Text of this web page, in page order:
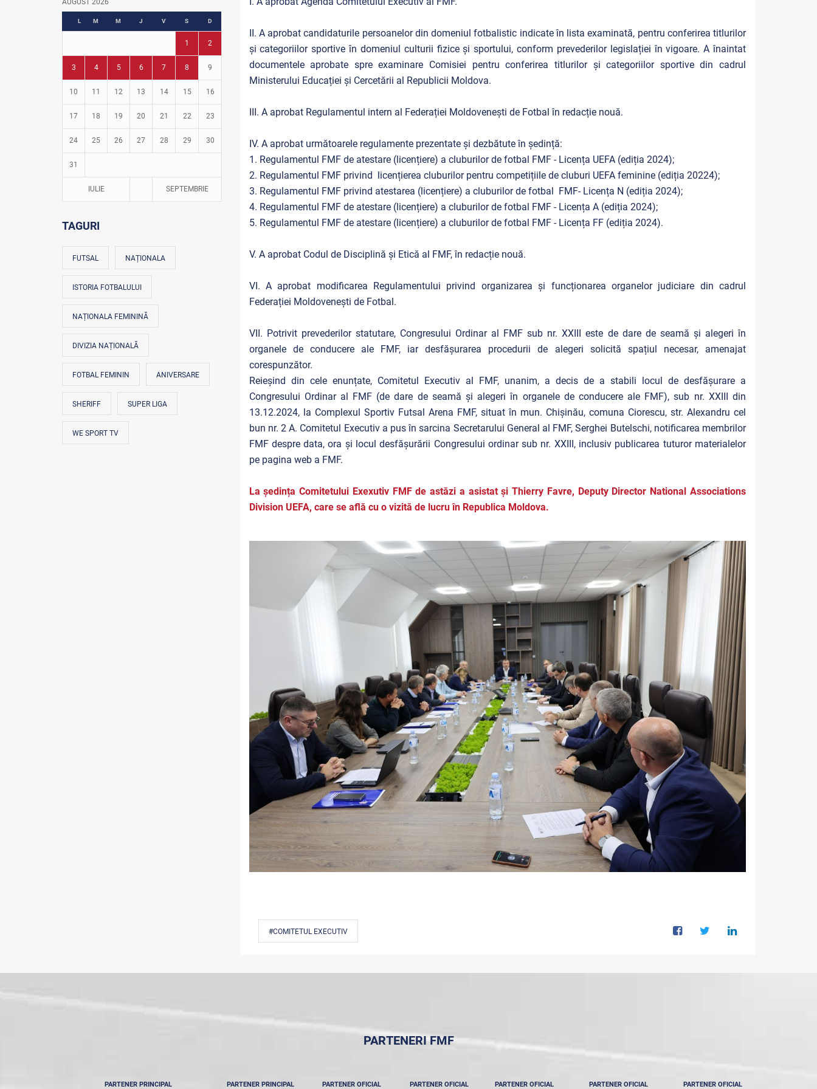
Fotbal în grădinițe
AUGUST 2026
L M M J V S D
1 2
3 4 5 6 7 8 9
10 11 12 13 14 15 16
17 18 19 20 21 22 23
24 25 26 27 28 29 30
31
IULIE SEPTEMBRIE
TAGURI
FUTSAL NAȚIONALA
ISTORIA FOTBALULUI
NAȚIONALA FEMININĂ
DIVIZIA NAȚIONALĂ
FOTBAL FEMININ ANIVERSARE
SHERIFF SUPER LIGA
WE SPORT TV
II. A aprobat candidaturile persoanelor din domeniul fotbalistic indicate în lista examinată, pentru conferirea titlurilor
și categoriilor sportive în domeniul culturii fizice și sportului, conform prevederilor legislației în vigoare. A înaintat
documentele aprobate spre examinare Comisiei pentru conferirea titlurilor și categoriilor sportive din cadrul
Ministerului Educației și Cercetării al Republicii Moldova.
III. A aprobat Regulamentul intern al Federației Moldovenești de Fotbal în redacție nouă.
IV. A aprobat următoarele regulamente prezentate și dezbătute în ședință:
1. Regulamentul FMF de atestare (licențiere) a cluburilor de fotbal FMF - Licența UEFA (ediția 2024);
2. Regulamentul FMF privind licențierea cluburilor pentru competițiile de cluburi UEFA feminine (ediția 20224);
3. Regulamentul FMF privind atestarea (licențiere) a cluburilor de fotbal FMF- Licența N (ediția 2024);
4. Regulamentul FMF de atestare (licențiere) a cluburilor de fotbal FMF - Licența A (ediția 2024);
5. Regulamentul FMF de atestare (licențiere) a cluburilor de fotbal FMF - Licența FF (ediția 2024).
V. A aprobat Codul de Disciplină și Etică al FMF, în redacție nouă.
VI. A aprobat modificarea Regulamentului privind organizarea și funcționarea organelor judiciare din cadrul
Federației Moldovenești de Fotbal.
VII. Potrivit prevederilor statutare, Congresului Ordinar al FMF sub nr. XXIII este de dare de seamă și alegeri în
organele de conducere ale FMF, iar desfășurarea procedurii de alegeri solicită spațiul necesar, amenajat
corespunzător.
Reieșind din cele enunțate, Comitetul Executiv al FMF, unanim, a decis de a stabili locul de desfășurare a
Congresului Ordinar al FMF (de dare de seamă și alegeri în organele de conducere ale FMF), sub nr. XXIII din
13.12.2024, la Complexul Sportiv Futsal Arena FMF, situat în mun. Chișinău, comuna Ciorescu, str. Alexandru cel
bun nr. 2 A. Comitetul Executiv a pus în sarcina Secretarului General al FMF, Serghei Butelschi, notificarea membrilor
FMF despre data, ora și locul desfășurării Congresului ordinar sub nr. XXIII, inclusiv publicarea tuturor materialelor
pe pagina web a FMF.
La ședința Comitetului Exexutiv FMF de astăzi a asistat și Thierry Favre, Deputy Director National Associations
Division UEFA, care se află cu o vizită de lucru în Republica Moldova.
#COMITETUL EXECUTIV
PARTENERI FMF
PARTENER PRINCIPAL PARTENER PRINCIPAL PARTENER OFICIAL PARTENER OFICIAL PARTENER OFICIAL PARTENER OFICIAL PARTENER OFICIAL